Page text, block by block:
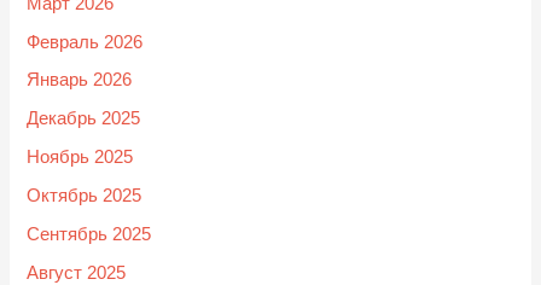
Февраль 2026
Январь 2026
Декабрь 2025
Ноябрь 2025
Октябрь 2025
Сентябрь 2025
Август 2025